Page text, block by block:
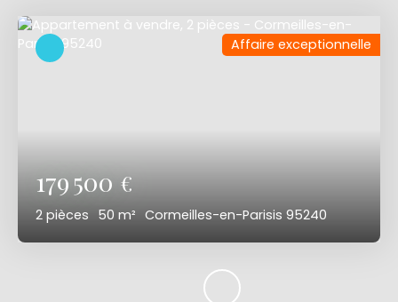
179 500€
2 pièces 50 m² Cormeilles-en-Parisis 95240
Affaire exceptionnelle